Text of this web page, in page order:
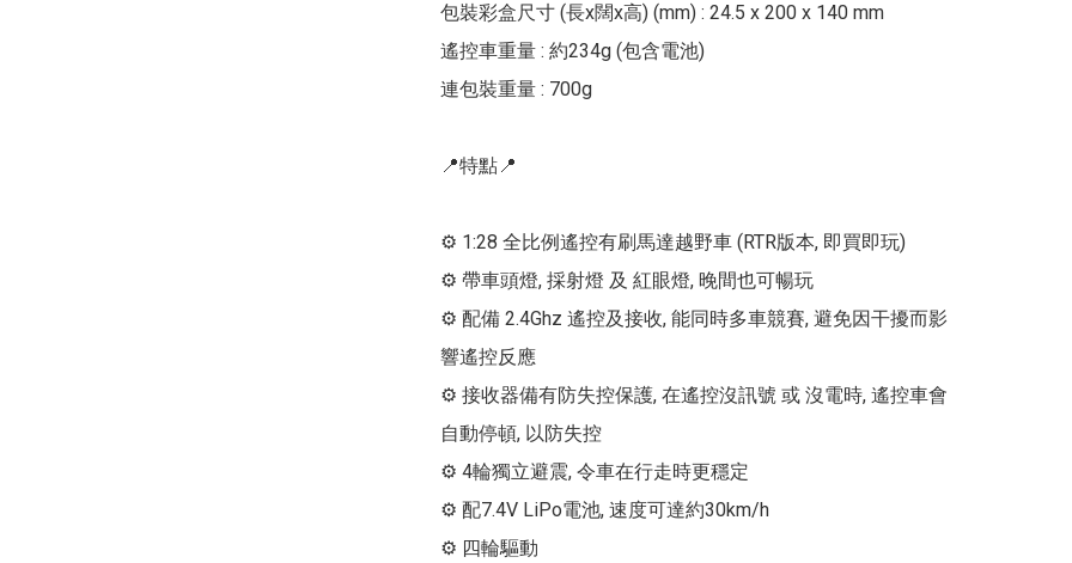
包裝彩盒尺寸 (長x闊x高) (mm) : 24.5 x 200 x 140 mm
遙控車重量 : 約234g (包含電池)
連包裝重量 : 700g
📍特點📍
⚙ 1:28 全比例遙控有刷馬達越野車 (RTR版本, 即買即玩)
⚙ 帶車頭燈, 採射燈 及 紅眼燈, 晚間也可暢玩
⚙ 配備 2.4Ghz 遙控及接收, 能同時多車競賽, 避免因干擾而影
響遙控反應
⚙ 接收器備有防失控保護, 在遙控沒訊號 或 沒電時, 遙控車會
自動停頓, 以防失控
⚙ 4輪獨立避震, 令車在行走時更穩定
⚙ 配7.4V LiPo電池, 速度可達約30km/h
⚙ 四輪驅動